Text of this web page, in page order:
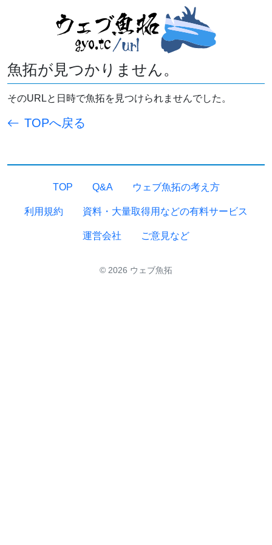
魚拓が見つかりません。
そのURLと日時で魚拓を見つけられませんでした。
TOPへ戻る
TOP Q&A ウェブ魚拓の考え方
利用規約 資料・大量取得用などの有料サービス
運営会社 ご意見など
© 2026 ウェブ魚拓